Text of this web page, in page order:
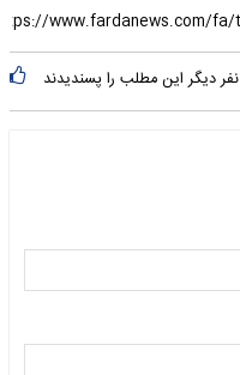
نفر دیگر این مطلب را پسندیدند